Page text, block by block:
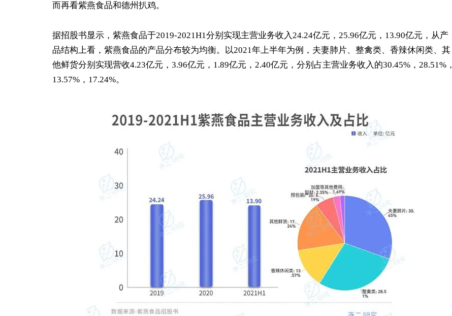
而再看紫燕食品和德州扒鸡。
据招股书显示，紫燕食品于2019-2021H1分别实现主营业务收入24.24亿元，25.96亿元，13.90亿元，从产
品结构上看，紫燕食品的产品分布较为均衡。以2021年上半年为例，夫妻肺片、整禽类、香辣休闲类、其
他鲜货分别实现营收4.23亿元，3.96亿元，1.89亿元，2.40亿元，分别占主营业务收入的30.45%，28.51%，
13.57%，17.24%。